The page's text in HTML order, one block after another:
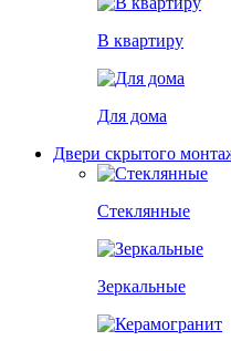
В квартиру
Для дома
Двери скрытого
Стеклянные
Зеркальные